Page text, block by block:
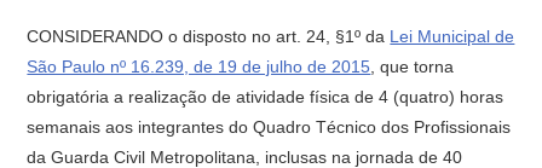
CONSIDERANDO o disposto no art. 24, §1º da Lei Municipal de
São Paulo nº 16.239, de 19 de julho de 2015 , que torna
obrigatória a realização de atividade física de 4 (quatro) horas
semanais aos integrantes do Quadro Técnico dos Profissionais
da Guarda Civil Metropolitana, inclusas na jornada de 40